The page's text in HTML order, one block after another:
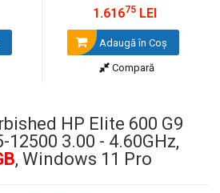
1.61675LEI
Adaugă în Coş
Compară
HP Elite 600 G9
12500 3.00 - 4.60GHz,
, Windows 11 Pro